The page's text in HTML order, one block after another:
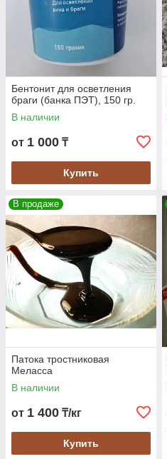
Бентонит для осветления
браги (банка ПЭТ), 150 гр.
В наличии
от 1 000 ₸
Купить
В продаже
Патока тростниковая
Меласса
В наличии
от 1 400 ₸/кг
Купить